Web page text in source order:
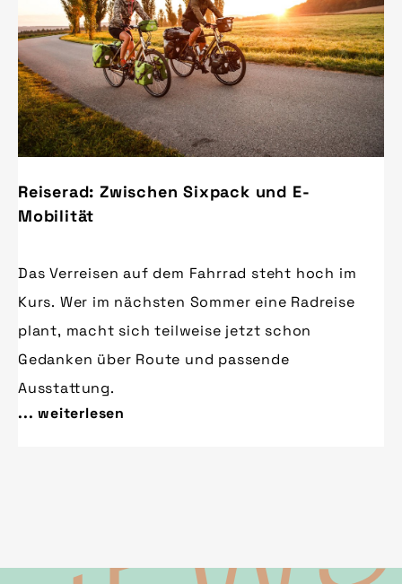
Reiserad: Zwischen Sixpack und E-
Mobilität
Das Verreisen auf dem Fahrrad steht hoch im
Kurs. Wer im nächsten Sommer eine Radreise
plant, macht sich teilweise jetzt schon
Gedanken über Route und passende
Ausstattung.
... weiterlesen